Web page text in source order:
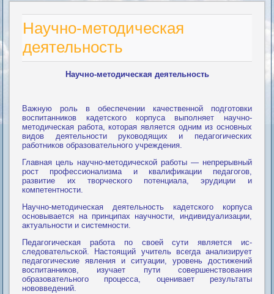
Научно-методическая
деятельность
Научно-методическая деятельность
Важную роль в обеспечении качественной подготовки
воспитанников кадетского корпуса выполняет научно-
методическая работа, которая является одним из основных
видов деятельности руководящих и педагогических
работников образовательного учреждения.
Главная цель научно-методической работы — непрерывный
рост профессионализма и квалификации педагогов,
развитие их творческого потенциала, эрудиции и
компетентности.
Научно-методическая деятельность кадетского корпуса
основывается на принципах научности, индивидуализации,
актуальности и системности.
Педагогическая работа по своей сути является ис­
следовательской. Настоящий учитель всегда анализирует
педагогические явления и ситуации, уровень достижений
воспитанников, изучает пути совершенствования
образовательного процесса, оценивает результаты
нововведений.